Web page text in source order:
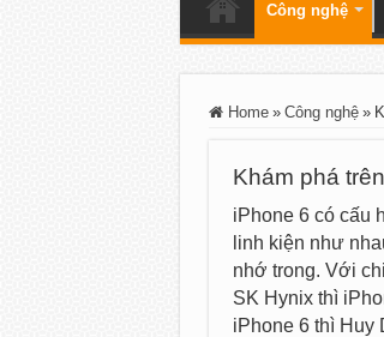
Công nghệ
Home » Công nghệ »
Khám phá
iPhone 6 có cấu
linh kiện như
nhớ trong. Với
SK Hynix thì
iPhone 6 thì Huy